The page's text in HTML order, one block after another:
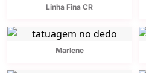
Linha Fina CR
Marlene